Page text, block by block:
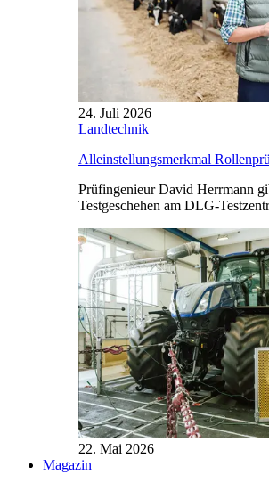
24. Juli 2026
Landtechnik
Alleinstellungsmerkmal
Prüfingenieur David Herrmann
Testgeschehen am DLG-
22. Mai 2026
Magazin